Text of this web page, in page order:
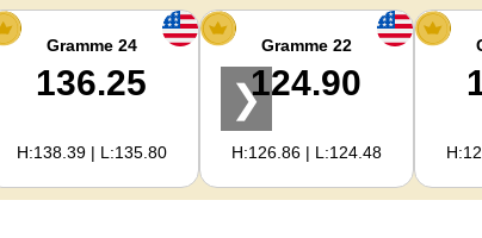
Gramme 24
136.25
H:138.39 | L:135.80
Gramme 22
124.90
H:126.86 | L:124.48
❯